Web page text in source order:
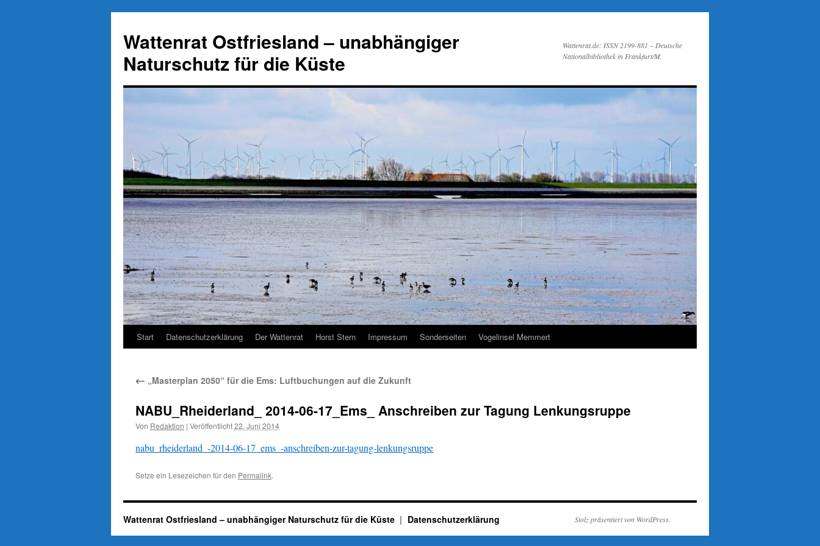
springen
Wattenrat Ostfriesland – unabhängiger
Naturschutz für die Küste
Wattenrat.de: ISSN 2199-881 – Deutsche
Nationalbibliothek in Frankfurt/M.
Start Datenschutzerklärung Der Wattenrat Horst Stern Impressum Sonderseiten Vogelinsel Memmert
← „Masterplan 2050“ für die Ems: Luftbuchungen auf die Zukunft
NABU_Rheiderland_ 2014-06-17_Ems_ Anschreiben zur Tagung Lenkungsruppe
Von Redaktion | Veröffentlicht22. Juni 2014
nabu_rheiderland_-2014-06-17_ems_-anschreiben-zur-tagung-lenkungsruppe
Setze ein Lesezeichen für den Permalink.
Wattenrat Ostfriesland – unabhängiger Naturschutz für die Küste Datenschutzerklärung Stolz präsentiert von WordPress.